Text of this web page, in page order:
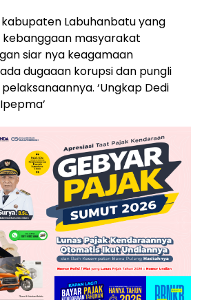
Labuhanbatu yang
kebanggaan masyarakat
siar nya keagamaan
dugaaan korupsi dan pungli
‘Ungkap Dedi